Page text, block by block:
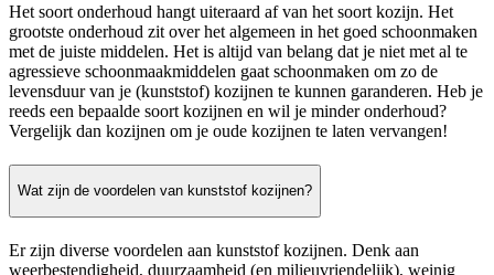
Het soort onderhoud hangt uiteraard af van het soort kozijn. Het
grootste onderhoud zit over het algemeen in het goed schoonmaken
met de juiste middelen. Het is altijd van belang dat je niet met al te
agressieve schoonmaakmiddelen gaat schoonmaken om zo de
levensduur van je (kunststof) kozijnen te kunnen garanderen. Heb je
reeds een bepaalde soort kozijnen en wil je minder onderhoud?
Vergelijk dan kozijnen om je oude kozijnen te laten vervangen!
Wat zijn de voordelen van kunststof kozijnen?
Er zijn diverse voordelen aan kunststof kozijnen. Denk aan
weerbestendigheid, duurzaamheid (en milieuvriendelijk), weinig